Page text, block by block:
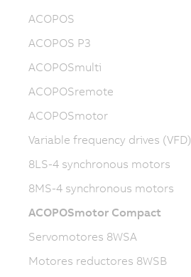
ACOPOS
ACOPOS P3
ACOPOSmulti
ACOPOSremote
ACOPOSmotor
Variable frequency drives (VFD)
8LS-4 synchronous motors
8MS-4 synchronous motors
ACOPOSmotor Compact
Servomotores 8WSA
Motores reductores 8WSB